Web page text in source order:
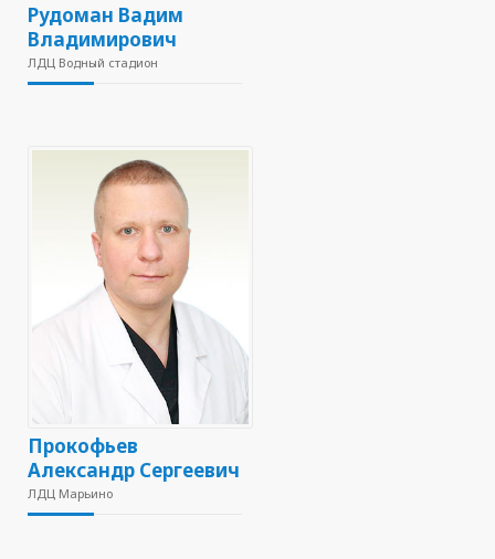
Рудоман Вадим
Владимирович
ЛДЦ Водный стадион
Прокофьев
Александр Сергеевич
ЛДЦ Марьино